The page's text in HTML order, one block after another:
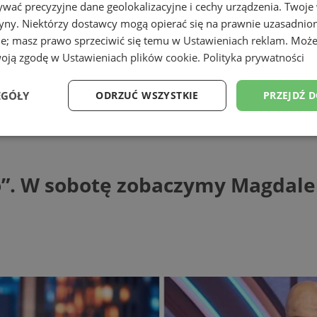
zobaczymy Magdalenę Gołąbek
W sobotę zobaczymy
precyzyjne dane geolokalizacyjne i cechy urządzenia.
Niektórzy dostawcy mogą opierać się na prawnie
masz prawo sprzeciwić się temu w Ustawieniach reklam.
zgodę w Ustawieniach plików cookie. Polityka prywatności
PRZEJDŹ
ODRZUĆ WSZYSTKIE
Wydajność Targetowanie Funkcjonalność
niezbędnych plików cookie nie można prawidłowo korzystać ze strony
Provider/
Domena
Okres
przechowywania
Opis